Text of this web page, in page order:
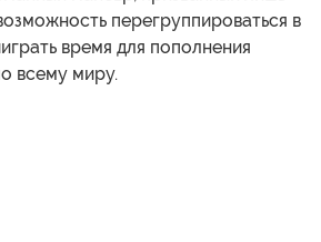
перегруппироваться в
время для пополнения
всему миру.